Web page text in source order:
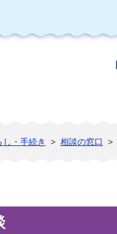
し・手続き > 相談の窓口 >